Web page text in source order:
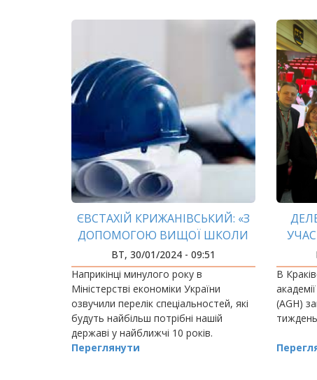
ЄВСТАХІЙ КРИЖАНІВСЬКИЙ: «З
ДОПОМОГОЮ ВИЩОЇ ШКОЛИ
МОЖЕМО ВИРІШИТИ БУДЬ-ЯКУ
ПРОБЛЕМУ»
ВТ, 30/01/2024 - 09:51
Наприкінці минулого року в
Міністерстві економіки України
озвучили перелік спеціальностей, які
будуть найбільш потрібні нашій
державі у найближчі 10 років.
Переглянути
В
(AGH)